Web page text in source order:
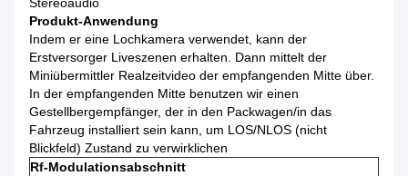
Stereoaudio
Produkt-Anwendung
Indem er eine Lochkamera verwendet, kann der
Erstversorger Liveszenen erhalten. Dann mittelt der
Miniübermittler Realzeitvideo der empfangenden Mitte über.
In der empfangenden Mitte benutzen wir einen
Gestellbergempfänger, der in den Packwagen/in das
Fahrzeug installiert sein kann, um LOS/NLOS (nicht
Blickfeld) Zustand zu verwirklichen
Rf-Modulationsabschnitt